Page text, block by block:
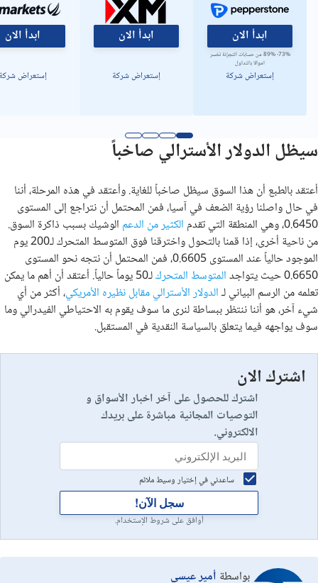
ابدأ الان
73%- 89% من حسابات التجزئة تخسر
اموالا بالتداول
إستعراض شركة
ابدأ الان
إستعراض شركة
ابدأ الان
إستعراض
سيظل الدولار الأسترالي صاخباً
أعتقد بالطبع أن هذا السوق سيظل صاخباً للغاية. وأعتقد في هذه المرحلة، أننا
في حال واصلنا رؤية الضعف في آسيا، فمن المحتمل أن نتراجع إلى المستوى
0.6450، وهي المنطقة التي تقدم
الكثير من الدعم الوشيك بسبب ذاكرة السوق.
من ناحية أخرى، إذا قمنا بالتحول واخترقنا فوق المتوسط ​​​​المتحرك لـ200 يوم
الموجود حالياً عند المستوى 0.6605، فمن المحتمل أن نتجه نحو المستوى
0.6650 حيث يتواجد
المتوسط ​​​​المتحرك
لـ50 يوماً حالياً. أعتقد أن أهم ما يمكن
تعلمه من الرسم البياني لـالدولار الأسترالي مقابل نظيره الأمريكي، أكثر من أي
شيء آخر، هو أننا ننتظر ببساطة لنرى ما سوف يقوم به الاحتياطي الفيدرالي وما
سوف يواجهه فيما يتعلق بالسياسة النقدية في المستقبل.
اشترك الان
اشترك للحصول على آخر اخبار الأسواق و
التوصيات المجانية مباشرة على بريدك
الالكتروني.
ساعدني في إختيار وسيط ملائم
سجل الآن!
أوافق على شروط الإستخدام.
بواسطة أمير عيسى